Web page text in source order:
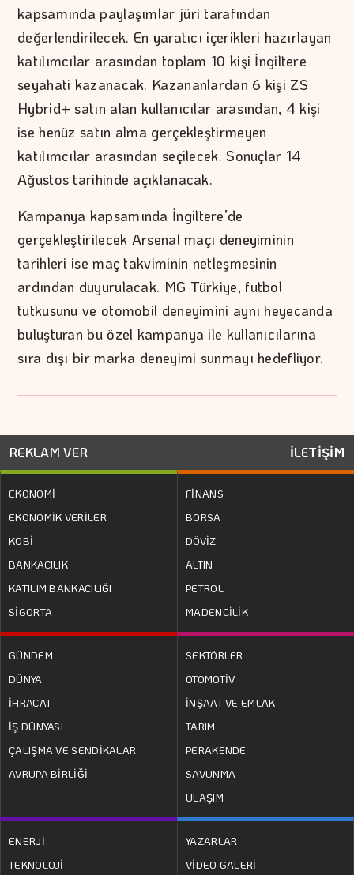
kapsamında paylaşımlar jüri tarafından
değerlendirilecek. En yaratıcı içerikleri hazırlayan
katılımcılar arasından toplam 10 kişi İngiltere
seyahati kazanacak. Kazananlardan 6 kişi ZS
Hybrid+ satın alan kullanıcılar arasından, 4 kişi
ise henüz satın alma gerçekleştirmeyen
katılımcılar arasından seçilecek. Sonuçlar 14
Ağustos tarihinde açıklanacak.
Kampanya kapsamında İngiltere’de
gerçekleştirilecek Arsenal maçı deneyiminin
tarihleri ise maç takviminin netleşmesinin
ardından duyurulacak. MG Türkiye, futbol
tutkusunu ve otomobil deneyimini aynı heyecanda
buluşturan bu özel kampanya ile kullanıcılarına
sıra dışı bir marka deneyimi sunmayı hedefliyor.
REKLAM VER İLETİŞİM
EKONOMİ
EKONOMİK VERİLER
KOBİ
BANKACILIK
KATILIM BANKACILIĞI
SİGORTA
FİNANS
BORSA
DÖVİZ
ALTIN
PETROL
MADENCİLİK
GÜNDEM
DÜNYA
İHRACAT
İŞ DÜNYASI
ÇALIŞMA VE SENDİKALAR
AVRUPA BİRLİĞİ
SEKTÖRLER
OTOMOTİV
İNŞAAT VE EMLAK
TARIM
PERAKENDE
SAVUNMA
ULAŞIM
ENERJİ
TEKNOLOJİ
YAZARLAR
VİDEO GALERİ